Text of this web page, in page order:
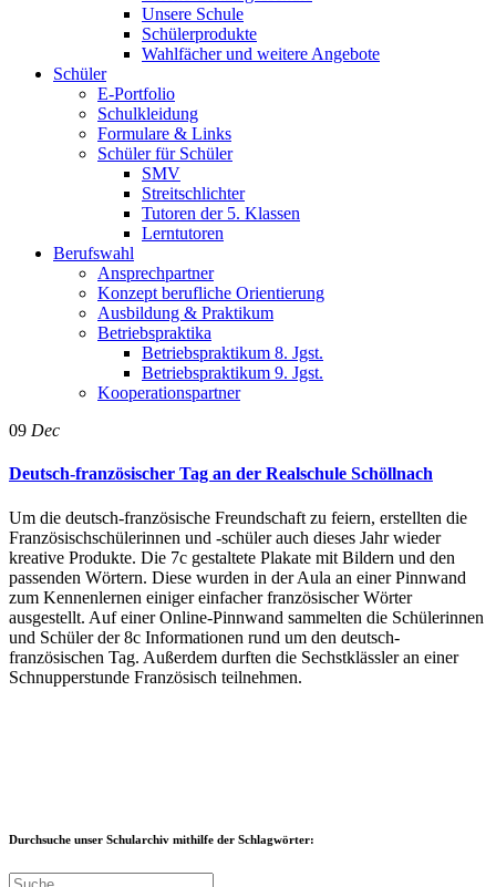
Unsere Schule
Schülerprodukte
Wahlfächer und weitere Angebote
Schüler
E-Portfolio
Schulkleidung
Formulare & Links
Schüler für Schüler
SMV
Streitschlichter
Tutoren der 5. Klassen
Lerntutoren
Berufswahl
Ansprechpartner
Konzept berufliche Orientierung
Ausbildung & Praktikum
Betriebspraktika
Betriebspraktikum 8. Jgst.
Betriebspraktikum 9. Jgst.
Kooperationspartner
09 Dec
Deutsch-französischer Tag an der Realschule Schöllnach
Um die deutsch-französische Freundschaft zu feiern, erstellten die
Französischschülerinnen und -schüler auch dieses Jahr wieder
kreative Produkte. Die 7c gestaltete Plakate mit Bildern und den
passenden Wörtern. Diese wurden in der Aula an einer Pinnwand
zum Kennenlernen einiger einfacher französischer Wörter
ausgestellt. Auf einer Online-Pinnwand sammelten die Schülerinnen
und Schüler der 8c Informationen rund um den deutsch-
französischen Tag. Außerdem durften die Sechstklässler an einer
Schnupperstunde Französisch teilnehmen.
Durchsuche unser Schularchiv mithilfe der Schlagwörter: